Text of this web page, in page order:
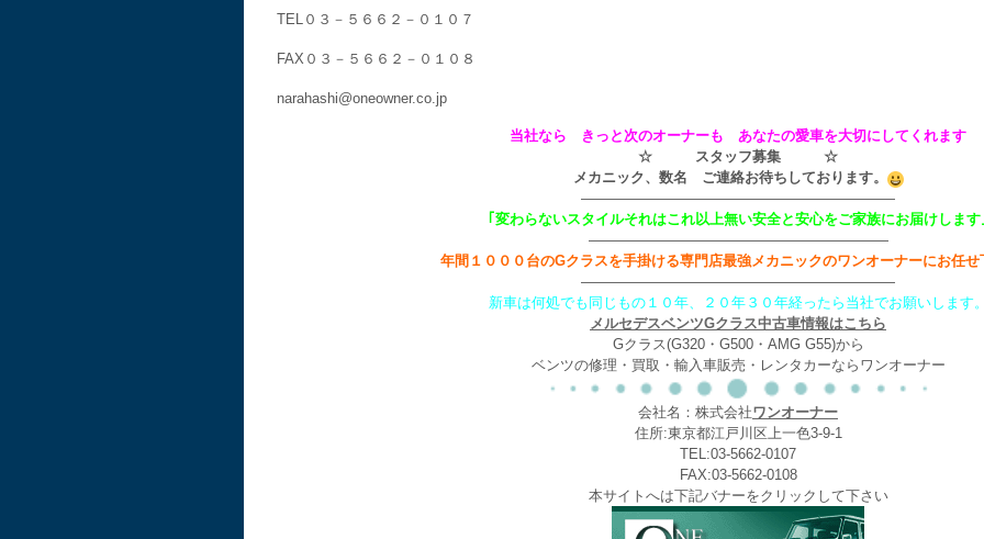
TEL０３－５６６２－０１０７
FAX０３－５６６２－０１０８
narahashi@oneowner.co.jp
当社なら きっと次のオーナーも あなたの愛車を大切にしてくれます
☆ スタッフ募集 ☆
メカニック、数名 ご連絡お待ちしております。
——————————————————————
｢変わらないスタイルそれはこれ以上無い安全と安心をご家族にお届けします
—————————————————————
年間１０００台のGクラスを手掛ける専門店最強メカニックのワンオーナーにお任せ
——————————————————————
新車は何処でも同じもの１０年、２０年３０年経ったら当社でお願いします。
メルセデスベンツGクラス中古車情報はこちら
Gクラス(G320・G500・AMG G55)から
ベンツの修理・買取・輸入車販売・レンタカーならワンオーナー
会社名：株式会社ワンオーナー
住所:東京都江戸川区上一色3-9-1
TEL:03-5662-0107
FAX:03-5662-0108
本サイトへは下記バナーをクリックして下さい